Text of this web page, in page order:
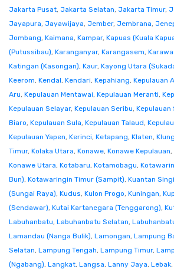
Jakarta Pusat, Jakarta Selatan, Jakarta Timur,
Jayapura, Jayawijaya, Jember, Jembrana,
Jombang, Kaimana, Kampar, Kapuas (Kuala
(Putussibau), Karanganyar, Karangasem,
Katingan (Kasongan), Kaur, Kayong Utara
Keerom, Kendal, Kendari, Kepahiang, Kepulauan
Aru, Kepulauan Mentawai, Kepulauan Meranti,
Kepulauan Selayar, Kepulauan Seribu, Kepulauan
Biaro, Kepulauan Sula, Kepulauan Talaud,
Kepulauan Yapen, Kerinci, Ketapang, Klaten,
Timur, Kolaka Utara, Konawe, Konawe Kepulauan,
Konawe Utara, Kotabaru, Kotamobagu,
Bun), Kotawaringin Timur (Sampit), Kuantan
(Sungai Raya), Kudus, Kulon Progo, Kuningan,
(Sendawar), Kutai Kartanegara (Tenggarong),
Labuhanbatu, Labuhanbatu Selatan,
Lamandau (Nanga Bulik), Lamongan, Lampung
Selatan, Lampung Tengah, Lampung Timur,
(Ngabang), Langkat, Langsa, Lanny Jaya, Lebak,